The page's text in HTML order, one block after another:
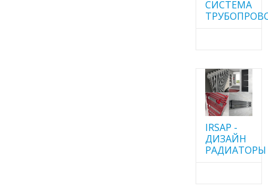
CИСТЕМА
IRSAP -
ДИЗАЙН
РАДИАТОРЫ